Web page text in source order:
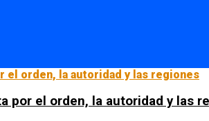
por el orden, la autoridad y las